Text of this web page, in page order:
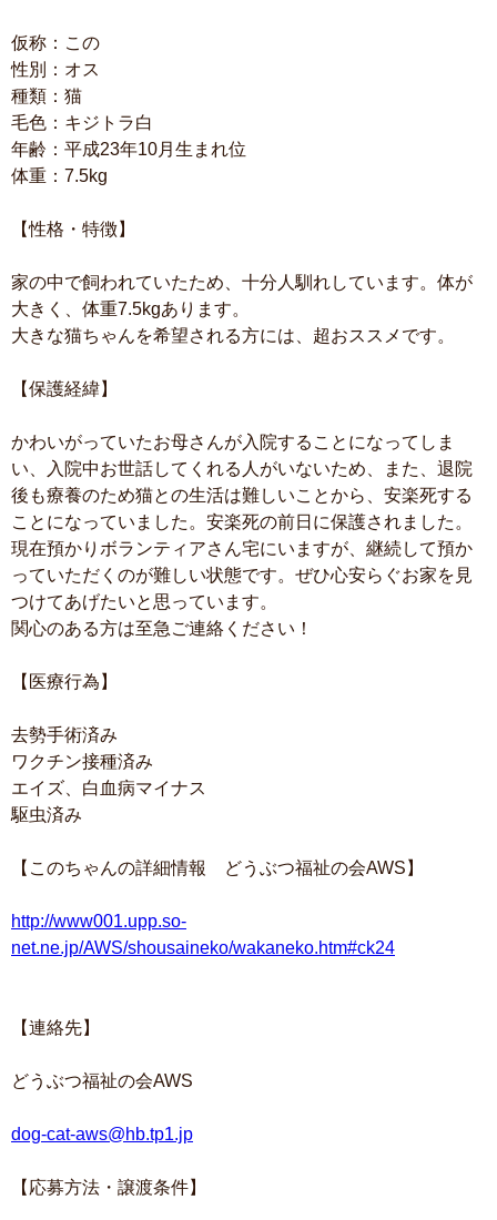
仮称：この
性別：オス
種類：猫
毛色：キジトラ白
年齢：平成23年10月生まれ位
体重：7.5kg
【性格・特徴】
家の中で飼われていたため、十分人馴れしています。体が
大きく、体重7.5kgあります。
大きな猫ちゃんを希望される方には、超おススメです。
【保護経緯】
かわいがっていたお母さんが入院することになってしま
い、入院中お世話してくれる人がいないため、また、退院
後も療養のため猫との生活は難しいことから、安楽死する
ことになっていました。安楽死の前日に保護されました。
現在預かりボランティアさん宅にいますが、継続して預か
っていただくのが難しい状態です。ぜひ心安らぐお家を見
つけてあげたいと思っています。
関心のある方は至急ご連絡ください！
【医療行為】
去勢手術済み
ワクチン接種済み
エイズ、白血病マイナス
駆虫済み
【このちゃんの詳細情報 どうぶつ福祉の会AWS】
http://www001.upp.so-
net.ne.jp/AWS/shousaineko/wakaneko.htm#ck24
【連絡先】
どうぶつ福祉の会AWS
dog-cat-aws@hb.tp1.jp
【応募方法・譲渡条件】